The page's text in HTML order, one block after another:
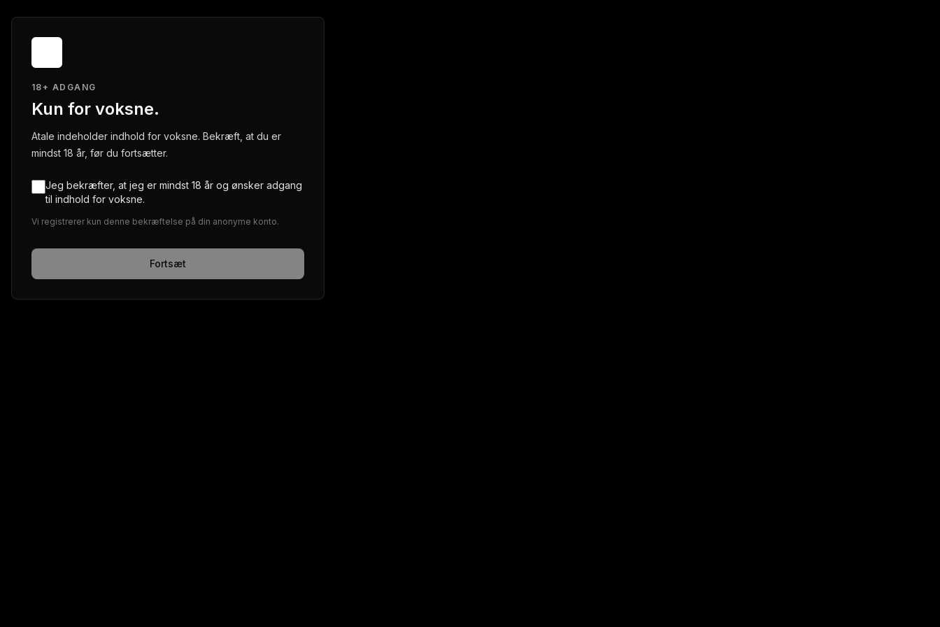
18+ ADGANG
Kun for voksne.
Atale indeholder indhold for voksne. Bekræft, at du er
mindst 18 år, før du fortsætter.
Jeg bekræfter, at jeg er mindst 18 år og ønsker adgang
til indhold for voksne.
Vi registrerer kun denne bekræftelse på din anonyme konto.
Fortsæt